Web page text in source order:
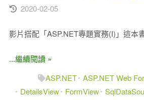
2020-02-05
影片搭配「ASP.NET專題實務(I)」這本
...繼續閱讀 »
ASP.NET ASP.NET Web
DetailsView
FormView